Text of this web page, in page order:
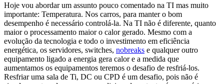
Hoje vou abordar um assunto pouco comentado na TI mas muito
importante: Temperatura. Nos carros, para manter o bom
desempenho é necessário controlá-la. Na TI não é diferente, quanto
maior o processamento maior o calor gerado. Mesmo com a
evolução da tecnologia e todo o investimento em eficiência
energética, os servidores, switches, nobreaks e qualquer outro
equipamento ligado a energia gera calor e a medida que
aumentamos os equipamentos teremos o desafio de resfriá-los.
Resfriar uma sala de Ti, DC ou CPD é um desafio, pois não é